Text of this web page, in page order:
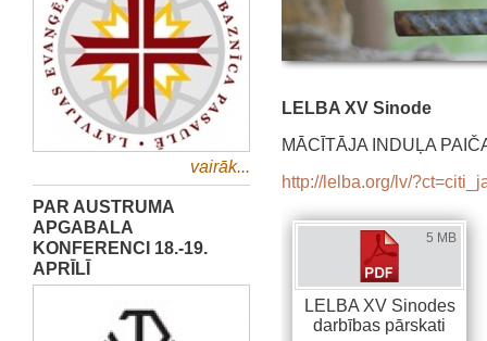
vairāk...
PAR AUSTRUMA
APGABALA
KONFERENCI 18.-19.
APRĪLĪ
LELBA XV Sinode
MĀCĪTĀJA INDUĻA
http://lelba.org/lv/
5 MB
LELBA XV Sinodes
darbības pārskati